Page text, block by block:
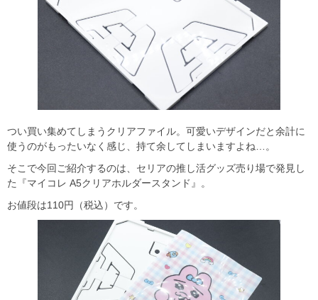
つい買い集めてしまうクリアファイル。可愛いデザインだと余計に
使うのがもったいなく感じ、持て余してしまいますよね…。
そこで今回ご紹介するのは、セリアの推し活グッズ売り場で発見し
た『マイコレ A5クリアホルダースタンド』。
お値段は110円（税込）です。